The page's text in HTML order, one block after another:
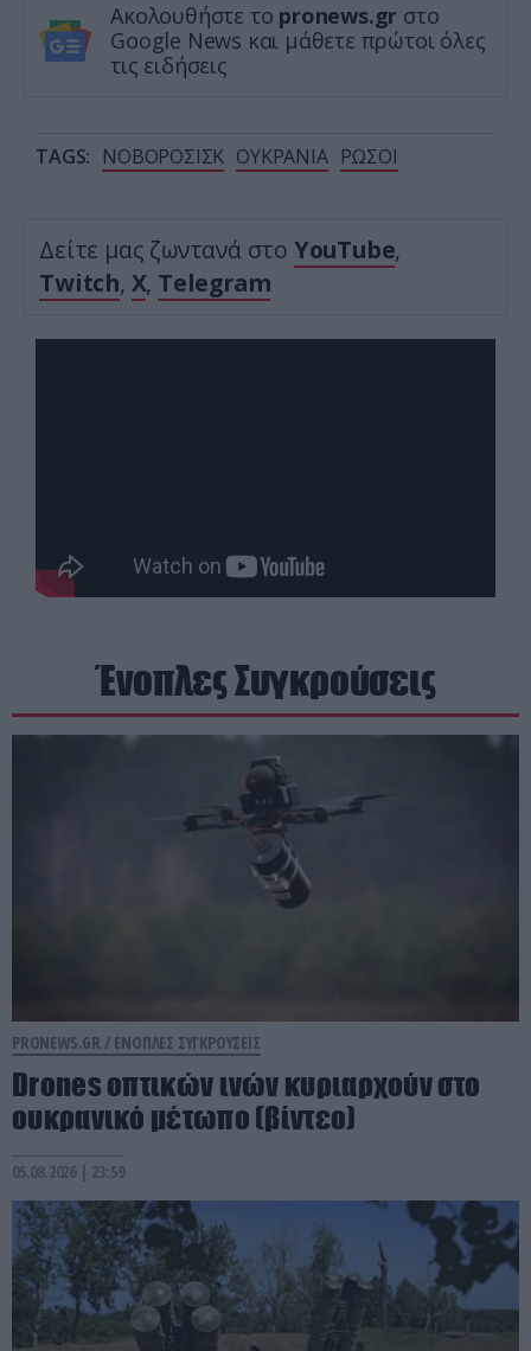
Ακολουθήστε το pronews.gr στο
Google News και μάθετε πρώτοι όλες
τις ειδήσεις
TAGS: ΝΟΒΟΡΟΣΙΣΚ ΟΥΚΡΑΝΙΑ ΡΩΣΟΙ
Δείτε μας ζωντανά στο YouTube,
Twitch, X, Telegram
Ένοπλες Συγκρούσεις
PRONEWS.GR / ΕΝΟΠΛΕΣ ΣΥΓΚΡΟΥΣΕΙΣ
Drones οπτικών ινών κυριαρχούν στο
ουκρανικό μέτωπο (βίντεο)
05.08.2026 | 23:59